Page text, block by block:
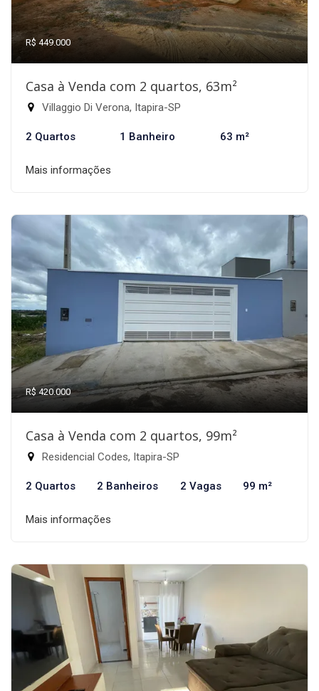
R$ 449.000
Casa à Venda com 2 quartos, 63m²
Villaggio Di Verona, Itapira-SP
2 Quartos 1 Banheiro 63 m²
Mais informações
R$ 420.000
Casa à Venda com 2 quartos, 99m²
Residencial Codes, Itapira-SP
2 Quartos 2 Banheiros 2 Vagas 99 m²
Mais informações